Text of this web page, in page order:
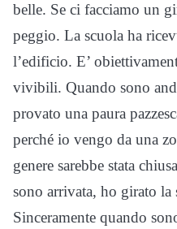
belle. Se ci facciamo un
peggio. La scuola ha
l’edificio. E’
vivibili. Quando sono
provato una paura
perché io vengo da una
genere sarebbe stata
sono arrivata, ho girato la
Sinceramente quando